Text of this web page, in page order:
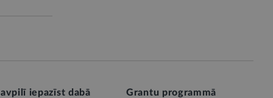
iepazīst dabā
Grantu programmā